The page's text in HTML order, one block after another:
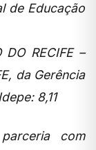
de Educação
DO RECIFE –
da Gerência
8,11
com